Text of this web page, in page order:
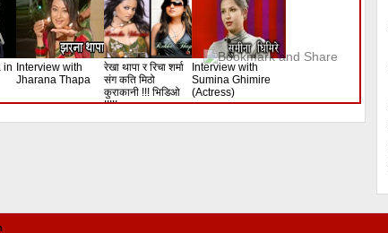
in Interview with
Jharana Thapa
रेखा थापा र रिचा शर्मा
संग कति मिठो
कुराकानी !!! भिडिओ
!!!!!
Interview with
Sumina Ghimire
(Actress)